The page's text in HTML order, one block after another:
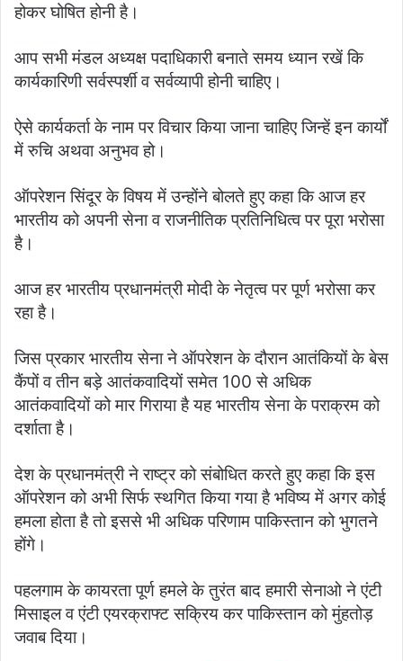
होकर घोषित होनी है।
आप सभी मंडल अध्यक्ष पदाधिकारी बनाते समय ध्यान रखें कि
कार्यकारिणी सर्वस्पर्शी व सर्वव्यापी होनी चाहिए।
ऐसे कार्यकर्ता के नाम पर विचार किया जाना चाहिए जिन्हें इन कार्यों
में रुचि अथवा अनुभव हो।
ऑपरेशन सिंदूर के विषय में उन्होंने बोलते हुए कहा कि आज हर
भारतीय को अपनी सेना व राजनीतिक प्रतिनिधित्व पर पूरा भरोसा
है।
आज हर भारतीय प्रधानमंत्री मोदी के नेतृत्व पर पूर्ण भरोसा कर
रहा है।
जिस प्रकार भारतीय सेना ने ऑपरेशन के दौरान आतंकियों के बेस
कैंपों व तीन बड़े आतंकवादियों समेत 100 से अधिक
आतंकवादियों को मार गिराया है यह भारतीय सेना के पराक्रम को
दर्शाता है।
देश के प्रधानमंत्री ने राष्ट्र को संबोधित करते हुए कहा कि इस
ऑपरेशन को अभी सिर्फ स्थगित किया गया है भविष्य में अगर कोई
हमला होता है तो इससे भी अधिक परिणाम पाकिस्तान को भुगतने
होंगे।
पहलगाम के कायरता पूर्ण हमले के तुरंत बाद हमारी सेनाओ ने एंटी
मिसाइल व एंटी एयरक्राफ्ट सक्रिय कर पाकिस्तान को मुंहतोड़
जवाब दिया।